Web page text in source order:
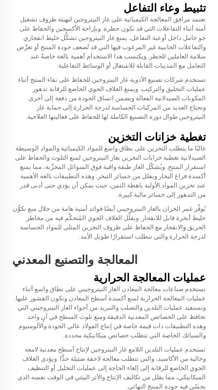
تثبيط وعاء التفاعل
تعتمد مرافق المعالجة الكيميائية على غاز النيتروجين لتهيئة ظروف تشغيل
آمنة أثناء التفاعلات التي قد تكون خطرة. وبإزاحة الأكسجين والحفاظ على
جو خامل داخل أوعية التفاعل، يمنع غاز النيتروجين تشكُّل خليط انفجاري
والتفاعلات الجانبية غير المرغوب فيها التي قد تُضعف جودة المنتج أو تعرِّض
سلامة العاملين للخطر. ويكتسب هذا الاستخدام أهمية بالغة خاصةً عند
التعامل مع المذيبات القابلة للاشتعال أو الوسائط التفاعلية.
تستخدم شركات تصنيع الأدوية غاز النيتروجين للحفاظ على نقاء المنتج أثناء
عمليات التخليق والتركيب. ويمنع الغلاف الجوي الخاضع للرقابة تدهور
المكونات الصيدلانية الفعالة ويضمن اتساق الجودة من دفعة إلى أخرى.
وتحتاج العديد من المركبات الحساسة لدرجة الحرارة إلى حماية غاز
النيتروجين طوال دورة التصنيع الكاملة لها للحفاظ على فعاليتها العلاجية.
تغطية خزانات التخزين
غالبًا ما يتطلب التخزين على نطاق واسع للمواد الكيميائية والمواد الوسيطة
الصيدلانية تغطية خزانات التخزين بغاز النيتروجين لمنع التلوث والحفاظ على
استقرار المنتج. ويُشكّل الغاز طبقة واقية فوق السوائل المخزَّنة، مما يمنع
أكسدة فراغ البخار ويقلل من خسائر التبخر. وهذه التطبيقات بالغة الأهمية
عند تخزين المواد الأولية باهظة الثمن، حيث يمكن أن يؤدي حتى أدنى قدر
من التدهور إلى خسائر مالية كبيرة.
يُوفِّر غمر الخزان بالغاز النيتروجيني أيضًا فوائد أمنية هامة من خلال منع تكوُّن
خليط أبخرة قابل للانفجار. ويقلِّل الغلاف الجوي المُتحكَّم فيه من مخاطر
الحريق والانفجار مع الحفاظ على ظروف التخزين المثلى للمواد الحساسة
لدرجة الحرارة والتي تتطلب استقرارًا طويل الأمد.
المعالجة والتصنيع المعدني
عمليات المعالجة الحرارية
تستخدم صناعات معالجة المعادن الغاز النيتروجيني على نطاق واسع أثناء
عمليات المعالجة الحرارية لمنع أكسدة أسطح المعادن وتكون القشور عليها.
وتستفيد عمليات التلدين والتصلب والتبريد من أجواء الغاز النيتروجيني التي
تحافظ على الخصائص المعدنية الدقيقة ومنع تلوث السطح في آنٍ واحد.
وهذه التطبيقات ذات قيمة خاصة في إنتاج الفولاذ عالي الجودة والألومنيوم
والسبائك الخاصة التي تتطلب خصائص ميكانيكية محددة.
تستخدم عمليات التلدين اللامع غاز النيتروجين لإنتاج أسطح معدنية لامعة
وخالية من الأكاسيد، والتي تتطلب معالجة لاحقة ضئيلة جدًّا. ويؤدي الغلاف
الجوي الخاضع للرقابة إلى إلغاء الحاجة إلى عمليات التخليل أو التنظيف
الميكانيكي، مما يقلل من تكاليف الإنتاج والأثر البيئي في الوقت نفسه الذي
يحسّن فيه جودة المنتج النهائي.